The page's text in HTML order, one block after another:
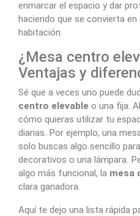
enmarcar el espacio y dar
haciendo que se convierta
habitación.
¿Mesa centro
Ventajas y
Sé que a veces uno puede
centro elevable o una fija.
cómo quieras utilizar tu
diarias. Por ejemplo, una
solo buscas algo sencillo
decorativos o una lámpara.
algo más funcional, la mesa
clara ganadora.
Aquí te dejo una lista rápida